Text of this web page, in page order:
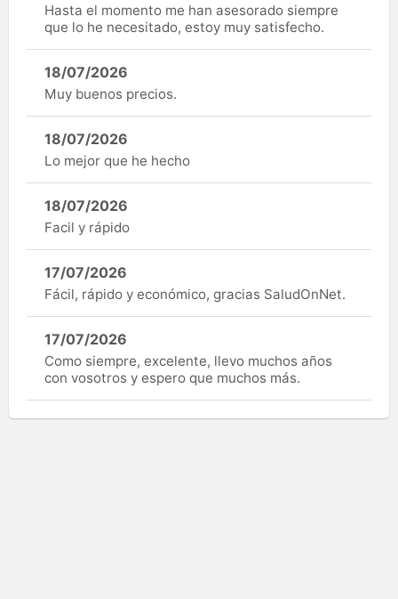
Hasta el momento me han asesorado siempre
que lo he necesitado, estoy muy satisfecho.
18/07/2026
Muy buenos precios.
18/07/2026
Lo mejor que he hecho
18/07/2026
Facil y rápido
17/07/2026
Fácil, rápido y económico, gracias SaludOnNet.
17/07/2026
Como siempre, excelente, llevo muchos años
con vosotros y espero que muchos más.